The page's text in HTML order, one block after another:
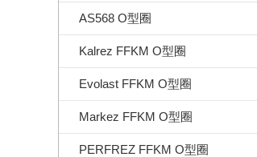
AS568 O型圈
Kalrez FFKM O型圈
Evolast FFKM O型圈
Markez FFKM O型圈
PERFREZ FFKM O型圈